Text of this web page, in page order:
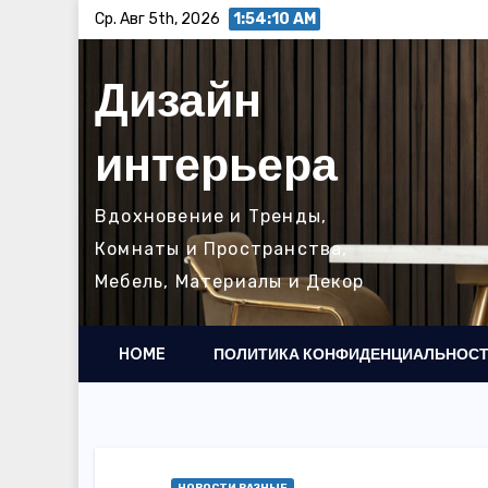
содержимому
Ср. Авг 5th, 2026 1:54:11 AM
Дизайн
интерьера
Вдохновение и Тренды,
Комнаты и Пространства,
Мебель, Материалы и Декор
HOME ПОЛИТИКА